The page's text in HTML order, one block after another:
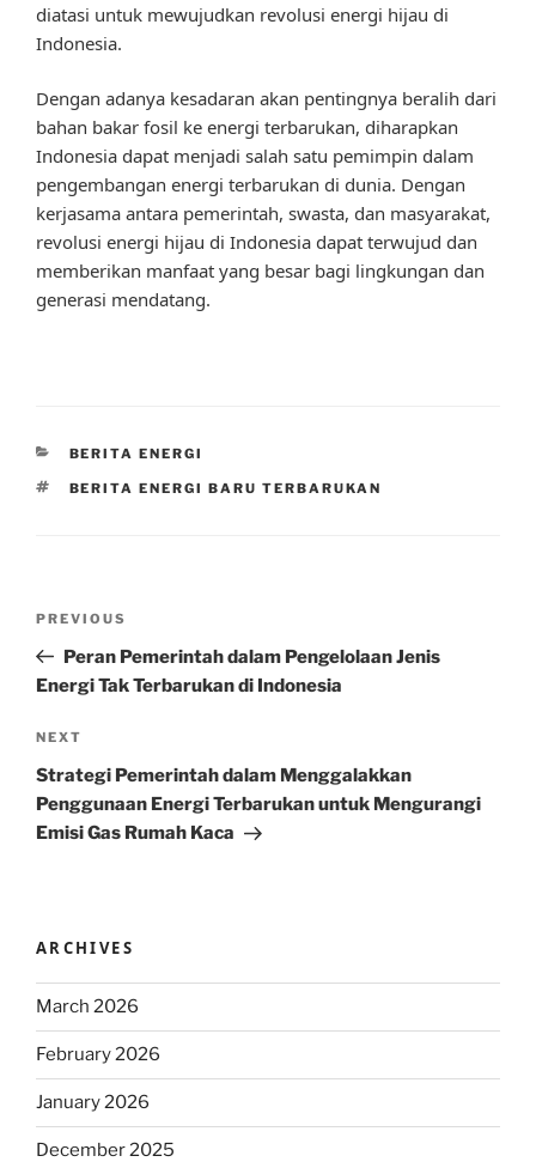
diatasi untuk mewujudkan revolusi energi hijau di
Indonesia.
Dengan adanya kesadaran akan pentingnya beralih dari
bahan bakar fosil ke energi terbarukan, diharapkan
Indonesia dapat menjadi salah satu pemimpin dalam
pengembangan energi terbarukan di dunia. Dengan
kerjasama antara pemerintah, swasta, dan masyarakat,
revolusi energi hijau di Indonesia dapat terwujud dan
memberikan manfaat yang besar bagi lingkungan dan
generasi mendatang.
CATEGORIES
BERITA ENERGI
TAGS
BERITA ENERGI BARU TERBARUKAN
Previous
Post
PREVIOUS
Peran Pemerintah dalam Pengelolaan Jenis
Energi Tak Terbarukan di Indonesia
Next
Post
NEXT
Strategi Pemerintah dalam Menggalakkan
Penggunaan Energi Terbarukan untuk Mengurangi
Emisi Gas Rumah Kaca
ARCHIVES
March 2026
February 2026
January 2026
December 2025